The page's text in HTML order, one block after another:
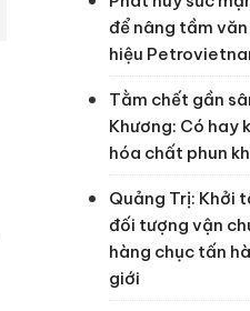
để nâng tầm
hiệu
Tằm chết gần
Khương: Có hay
hóa chất phun
Quảng Trị: Khởi
đối tượng vận
hàng chục tấn
giới